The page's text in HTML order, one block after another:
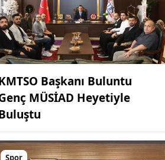
Başkanı Buluntu
MÜSİAD Heyetiyle
Spor